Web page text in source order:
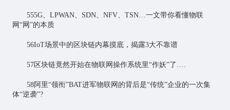
555G、LPWAN、SDN、NFV、TSN…一文带你看懂物联
网“网”的本质
56IoT场景中的区块链内幕摸底，揭露3大不靠谱
57区块链竟然开始在物联网操作系统里“作妖”了….
58阿里“领衔”BAT进军物联网的背后是“传统”企业的一次集
体“逆袭”?